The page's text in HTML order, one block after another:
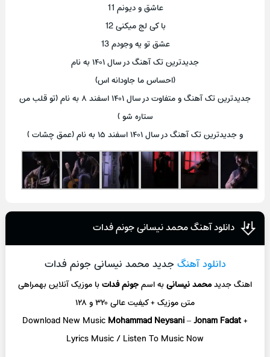
عاشق و دیونم 11
با کی لج میکنی 12
عشق تو یه وجودم 13
جدیدترین تک آهنگ در سال ۱۴۰۱ به نام
(احساس ما جاودانه اس)
جدیدترین تک آهنگ و متفاوت در سال ۱۴۰۱ اسفند ۸ به نام (تو قلب من
ستاره شو )
و جدیدترین تک آهنگ در سال ۱۴۰۱ اسفند ۱۵ به نام (عمق چشات )
دانلود آهنگ محمد نیسانی جونم فدات
دانلود آهنگ جدید محمد نیسانی جونم فدات
اهنگ جدیدمحمد نیسانیبه اسمجونم فداتبا موزیک آنلاینبهمراهی
متن موزیک + کیفیت عالی ۳۲۰ و ۱۲۸
Download New Music Mohammad Neysani–Jonam Fadat+
Lyrics Music / Listen To Music Now